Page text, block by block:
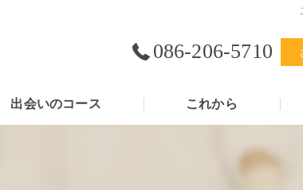
086-206-5710
出会いのコース これから